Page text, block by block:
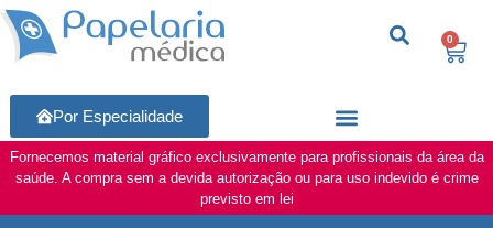
0
Por Especialidade
Fornecemos material gráfico exclusivamente para profissionais da área da
saúde. A compra sem a devida autorização ou para uso indevido é crime
previsto em lei